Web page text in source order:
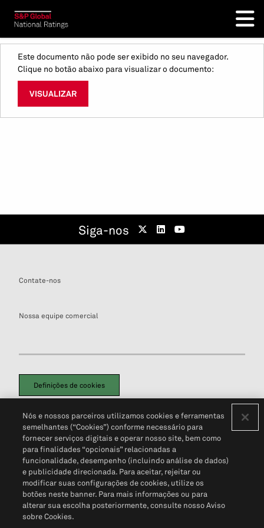
Este documento não pode ser exibido no seu navegador.
Clique no botão abaixo para visualizar o documento:
VISUALIZAR
Siga-nos
Contate-nos
Nossa equipe comercial
Definições de cookies
Política de PrivacidadePortal de privacidade do cliente (em inglês)
Não Venda Minhas Informações Pessoais© 2026 S&P Global
Nós e nossos parceiros utilizamos cookies e ferramentas
semelhantes (“Cookies”) conforme necessário para
fornecer serviços digitais e operar nosso site, bem como
para finalidades “opcionais” relacionadas a
funcionalidade, desempenho (incluindo análise de dados)
e publicidade direcionada. Para aceitar, rejeitar ou
modificar suas configurações de cookies, utilize os
botões neste banner. Para mais informações ou para
alterar sua escolha posteriormente, consulte nosso Aviso
sobre Cookies.